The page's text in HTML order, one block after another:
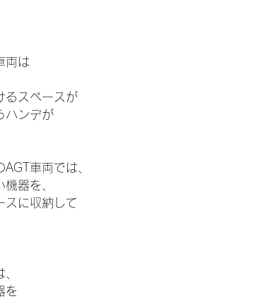
両は
るスペースが
ハンデが
車両では、
器を、
スに収納して
を